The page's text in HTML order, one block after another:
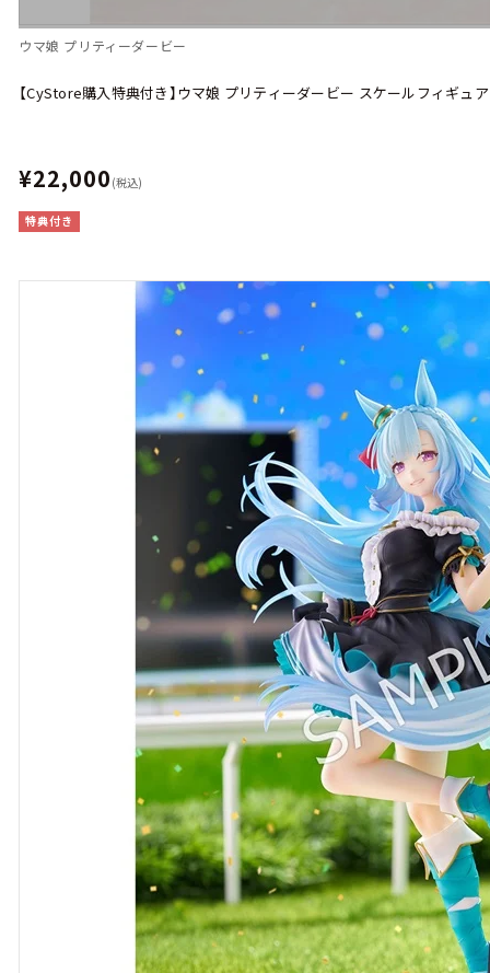
ウマ娘 プリティーダービー
【CyStore購入特典付き】ウマ娘 プリティーダービー スケールフィギュ
¥22,000 (税込)
特典付き